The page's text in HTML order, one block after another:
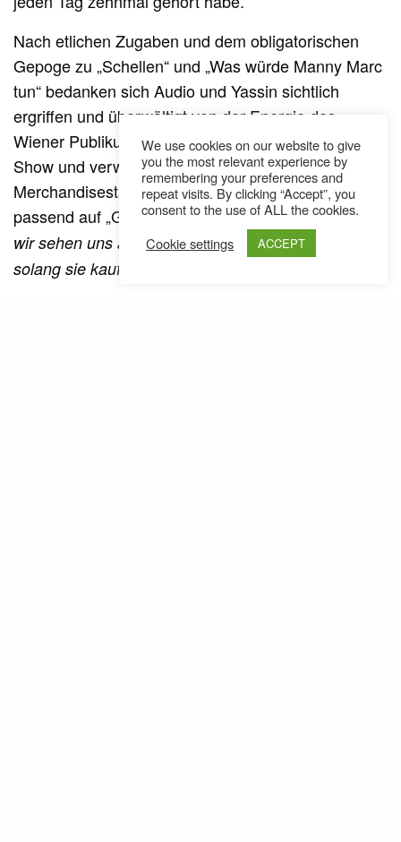
Nach etlichen Zugaben und dem obligatorischen
Gepoge zu „Schellen“ und „Was würde Manny Marc
tun“ bedanken sich Audio und Yassin sichtlich
ergriffen und überwältigt von der Energie des
Wiener Publikums für die fulminante zweistündige
Show und verwiesen auf ein baldiges Treffen am
Merchandisestand. Fast so, wie Yassin einmal
passend auf „Gangzeichen (Dresden)“ rappte: „Klar,
wir sehen uns am Merchandise-Stand, ich bin nett,
solang sie kaufen – ein Lächeln für ein Autogramm
We use cookies on our website to give
you the most relevant experience by
remembering your preferences and
repeat visits. By clicking “Accept”, you
consent to the use of ALL the cookies.
Cookie settings
ACCEPT